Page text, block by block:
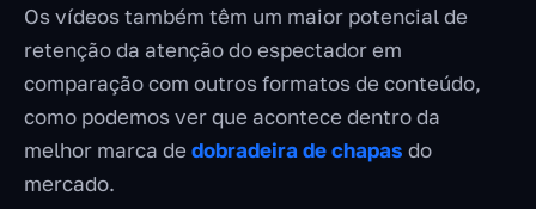
Os vídeos também têm um maior potencial de
retenção da atenção do espectador em
comparação com outros formatos de conteúdo,
como podemos ver que acontece dentro da
melhor marca de dobradeira de chapas do
mercado.